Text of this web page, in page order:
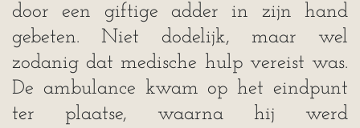
door een giftige adder in zijn hand
gebeten. Niet dodelijk, maar wel
zodanig dat medische hulp vereist was.
De ambulance kwam op het eindpunt
ter plaatse, waarna hij werd